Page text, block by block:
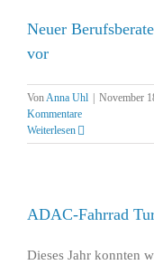
Neuer
vor
Von Anna Uhl | November
Kommentare
Weiterlesen
ADAC-Fahrrad
Dieses Jahr konnten